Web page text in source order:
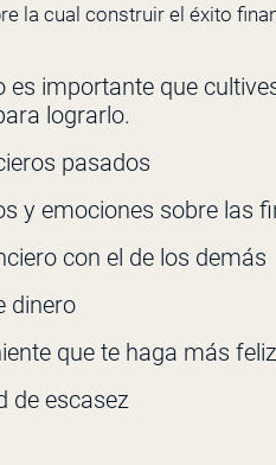
la cual construir el éxito
importante que
lograrlo.
pasados
y emociones sobre las
con el de los demás
dinero
que te haga más feliz
de escasez